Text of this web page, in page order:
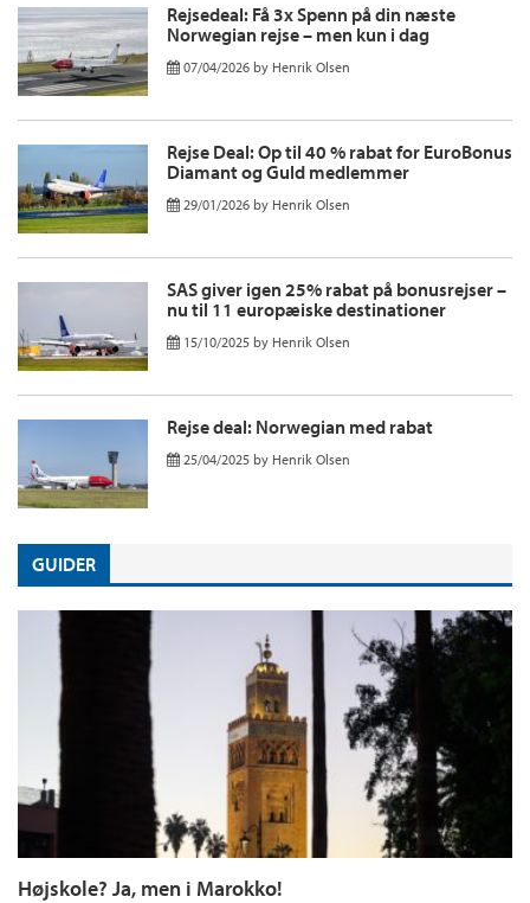
Rejsedeal: Få 3x Spenn på din næste
Norwegian rejse – men kun i dag
07/04/2026 by Henrik Olsen
Rejse Deal: Op til 40 % rabat for EuroBonus
Diamant og Guld medlemmer
29/01/2026 by Henrik Olsen
SAS giver igen 25% rabat på bonusrejser –
nu til 11 europæiske destinationer
15/10/2025 by Henrik Olsen
Rejse deal: Norwegian med rabat
25/04/2025 by Henrik Olsen
GUIDER
Højskole? Ja, men i Marokko!